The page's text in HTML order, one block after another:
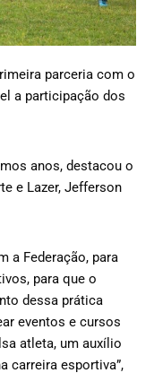
parceria com o
a participação dos
anos, destacou o
e Lazer, Jefferson
a Federação, para
para que o
dessa prática
eventos e cursos
atleta, um auxílio
carreira esportiva”,